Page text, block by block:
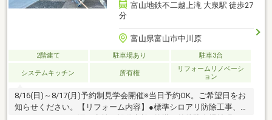
富山地鉄不二越上滝 大泉駅 徒歩27
分
富山県富山市中川原
2階建て 駐車場あり 駐車3台
システムキッチン 所有権
リフォームリノベーシ
ョン
8/16(日)～8/17(月)予約制見学会開催※当日予約OK。ご希望日をお
知らせください。【リフォーム内容】●標準シロアリ防除工事、